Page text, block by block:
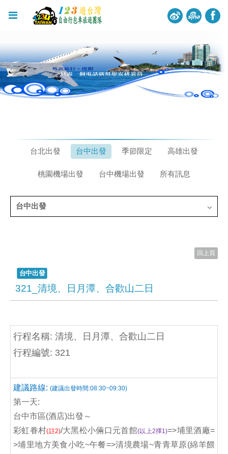
台北出發 台中出發 季節限定 高雄出發
桃園機場出發 台中機場出發 所有訊息
台中出發
回上頁
台中出發
321_清境、日月潭、合歡山二日
行程名稱: 清境、日月潭、合歡山二日
行程編號: 321
建議路線: (建議出發時間:08:30~09:30)
第一天:
台中市區(酒店)出發～
彩虹眷村(註2)/大黑松小倆口元首館(以上2擇1)=>埔里酒廠=
>埔里地方美食小吃~午餐=>清境農場~青青草原(綿羊餵